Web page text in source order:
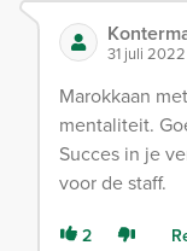
31 juli
Marokkaan
mentaliteit.
Succes in je
voor de staff.
2